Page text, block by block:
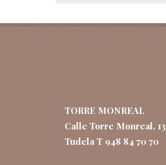
TORRE MONREAL
Calle Torre Monreal, 13
Tudela T 948 84 70 70